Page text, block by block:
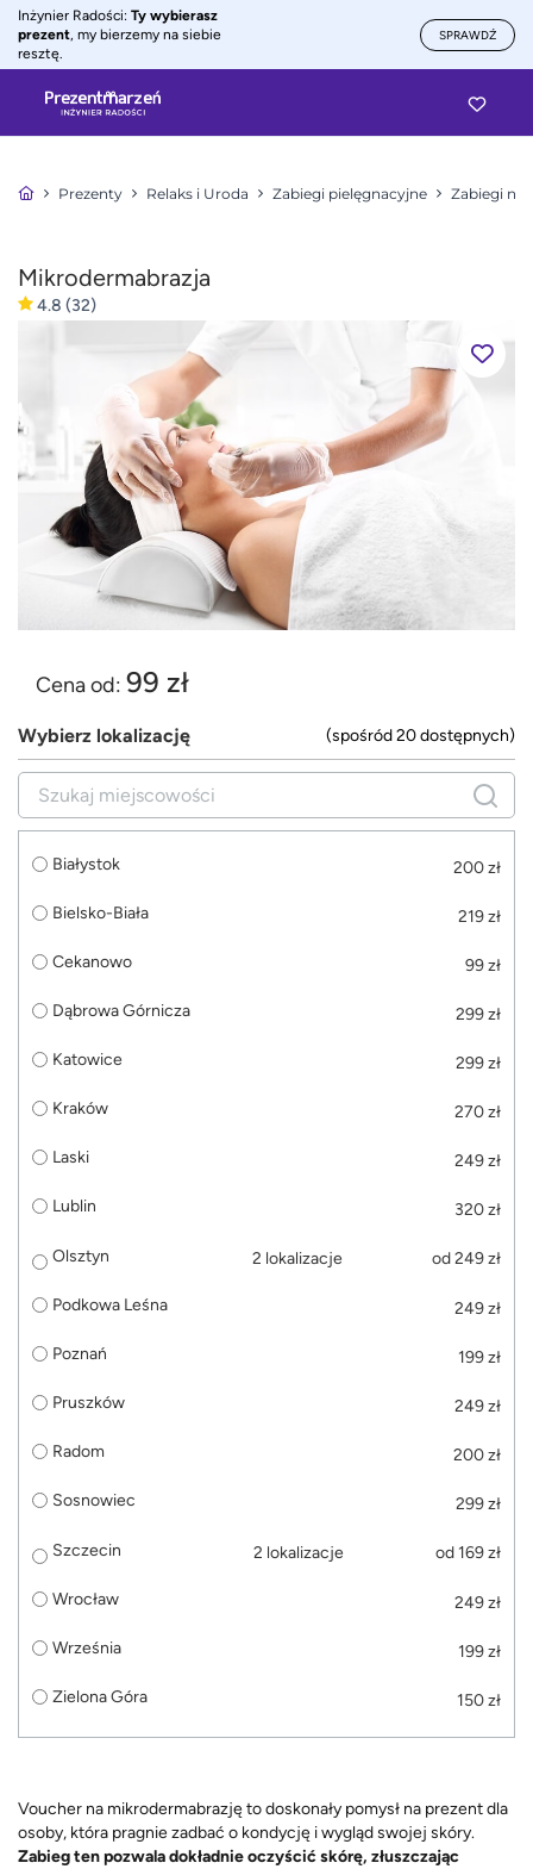
Inżynier Radości: Ty wybierasz
prezent, my bierzemy na siebie
resztę.
SPRAWDŹ
Prezenty Relaks i Uroda Zabiegi pielęgnacyjne Zabiegi na
Mikrodermabrazja
4.8 (32)
Cena od: 99 zł
Wybierz lokalizację (spośród 20 dostępnych)
Białystok 200 zł
Bielsko-Biała 219 zł
Cekanowo 99 zł
Dąbrowa Górnicza 299 zł
Katowice 299 zł
Kraków 270 zł
Laski 249 zł
Lublin 320 zł
Olsztyn 2 lokalizacje od 249 zł
Podkowa Leśna 249 zł
Poznań 199 zł
Pruszków 249 zł
Radom 200 zł
Sosnowiec 299 zł
Szczecin 2 lokalizacje od 169 zł
Wrocław 249 zł
Września 199 zł
Zielona Góra 150 zł
Voucher na mikrodermabrazję to doskonały pomysł na prezent dla
osoby, która pragnie zadbać o kondycję i wygląd swojej skóry.
Zabieg ten pozwala dokładnie oczyścić skórę, złuszczając